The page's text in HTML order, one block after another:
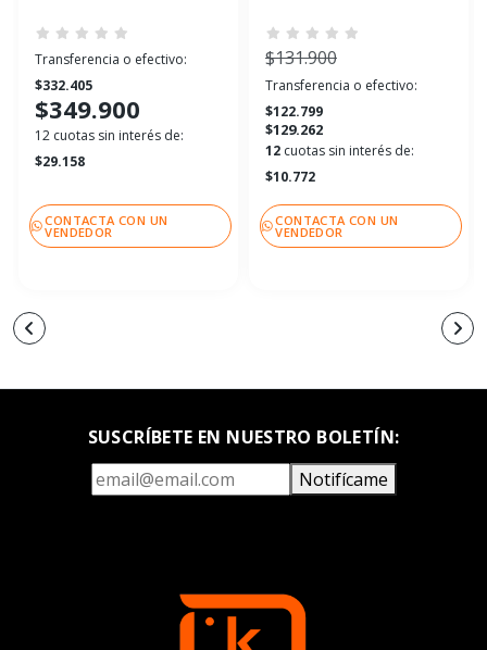
Transferencia o efectivo:
$332.405
$349.900
12 cuotas sin interés de:
$29.158
CONTACTA CON UN
VENDEDOR
$131.900
Transferencia o efectivo:
$122.799
$129.262
12 cuotas sin interés de:
$10.772
CONTACTA CON UN
VENDEDOR
SUSCRÍBETE EN NUESTRO BOLETÍN:
Notifícame